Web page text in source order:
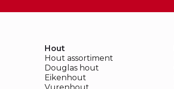
Hout
Hout assortiment
Douglas hout
Eikenhout